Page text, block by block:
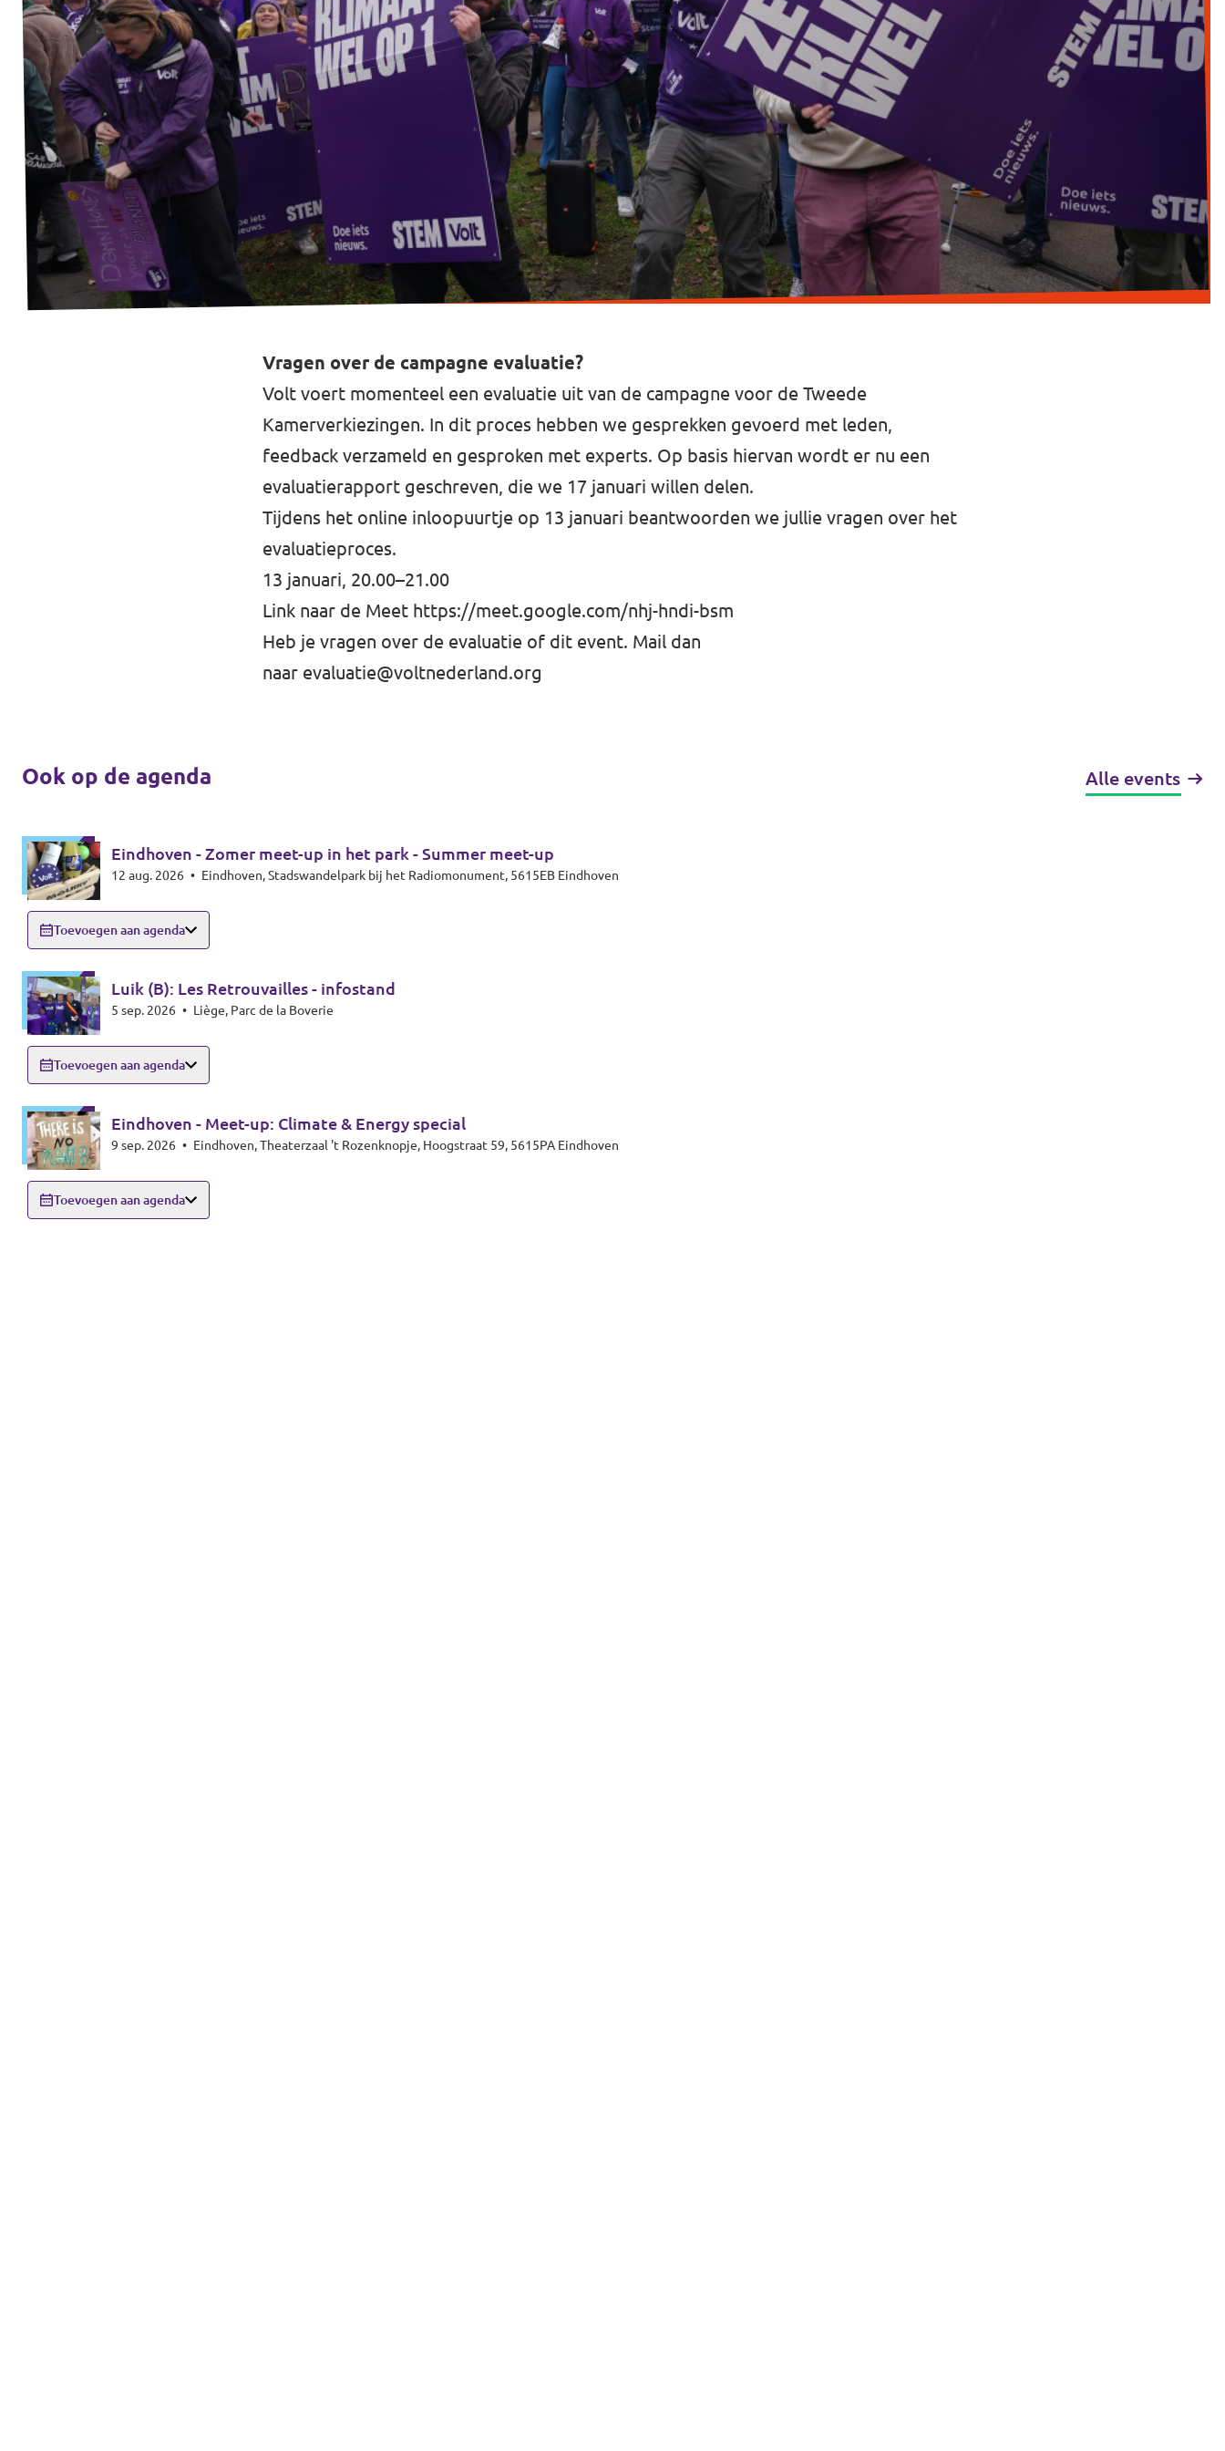
Werken bij Volt
Contact
Sprekersaanvraag
Volt There - Buitenlandstichting Volt
Charge - Wetenschappelijk Platform Volt
Vragen over de campagne evaluatie?
Volt voert momenteel een evaluatie uit van de campagne voor de Tweede
Kamerverkiezingen. In dit proces hebben we gesprekken gevoerd met leden,
feedback verzameld en gesproken met experts. Op basis hiervan wordt er nu een
evaluatierapport geschreven, die we 17 januari willen delen.
Tijdens het online inloopuurtje op 13 januari beantwoorden we jullie vragen over het
evaluatieproces.
13 januari, 20.00–21.00
Link naar de Meet https://meet.google.com/nhj-hndi-bsm
Heb je vragen over de evaluatie of dit event. Mail dan
naar evaluatie@voltnederland.org
Ook op de agenda Alle events
Eindhoven - Zomer meet-up in het park - Summer meet-up
12 aug. 2026 • Eindhoven, Stadswandelpark bij het Radiomonument, 5615EB Eindhoven
Toevoegen aan agenda
Luik (B): Les Retrouvailles - infostand
5 sep. 2026 • Liège, Parc de la Boverie
Toevoegen aan agenda
Eindhoven - Meet-up: Climate & Energy special
9 sep. 2026 • Eindhoven, Theaterzaal 't Rozenknopje, Hoogstraat 59, 5615PA Eindhoven
Toevoegen aan agenda